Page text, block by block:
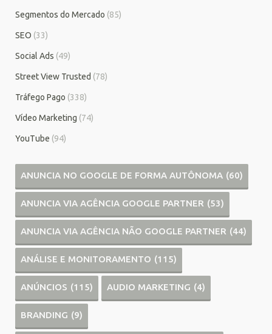
Segmentos do Mercado (85)
SEO (33)
Social Ads (49)
Street View Trusted (78)
Tráfego Pago (338)
Vídeo Marketing (74)
YouTube (94)
ANUNCIA NO GOOGLE DE FORMA AUTÔNOMA (60)
ANUNCIA VIA AGÊNCIA GOOGLE PARTNER (53)
ANUNCIA VIA AGÊNCIA NÃO GOOGLE PARTNER (44)
ANÁLISE E MONITORAMENTO (115)
ANÚNCIOS (115) AUDIO MARKETING (4)
BRANDING (9)